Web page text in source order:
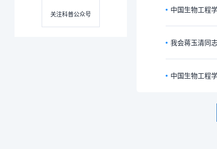
关注科普公众号
中国生物工程
我会蒋玉清同
中国生物工程